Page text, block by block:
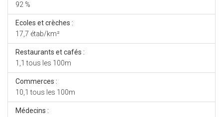
92 %
Ecoles et crèches :
17,7 étab/km²
Restaurants et cafés :
1,1 tous les 100m
Commerces :
10,1 tous les 100m
Médecins :